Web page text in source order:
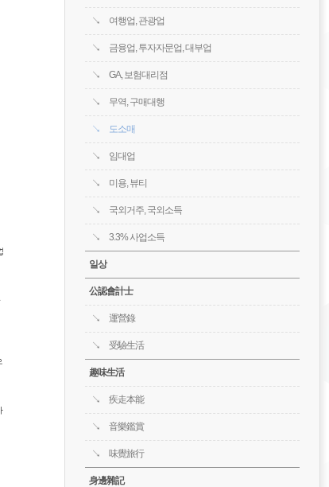
여행업, 관광업
금융업, 투자자문업, 대부업
GA, 보험대리점
무역, 구매대행
도소매
임대업
미용, 뷰티
국외거주, 국외소득
3.3% 사업소득
일상
公認會計士
運營錄
受驗生活
趣味生活
疾走本能
音樂鑑賞
味覺旅行
身邊雜記